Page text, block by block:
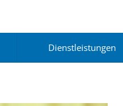
Dienstleistungen